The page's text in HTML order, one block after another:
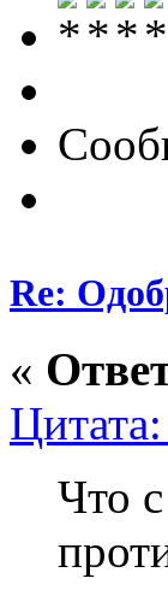
Re:
«
Что